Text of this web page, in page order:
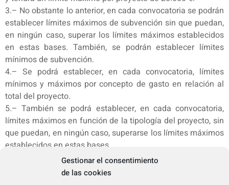
Gestionar el consentimiento
de las cookies
3.– No obstante lo anterior, en cada convocatoria se podrán
establecer límites máximos de subvención sin que puedan,
en ningún caso, superar los límites máximos establecidos
en estas bases. También, se podrán establecer límites
mínimos de subvención.
4.– Se podrá establecer, en cada convocatoria, límites
mínimos y máximos por concepto de gasto en relación al
total del proyecto.
5.– También se podrá establecer, en cada convocatoria,
límites máximos en función de la tipología del proyecto, sin
que puedan, en ningún caso, superarse los límites máximos
establecidos en estas bases.
6.– Se podrá incorporar un incremento en el porcentaje de
subvención en base a la localización territorial del proyecto,